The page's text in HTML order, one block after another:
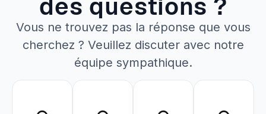
des questions ?
Vous ne trouvez pas la réponse que vous
cherchez ? Veuillez discuter avec notre
équipe sympathique.